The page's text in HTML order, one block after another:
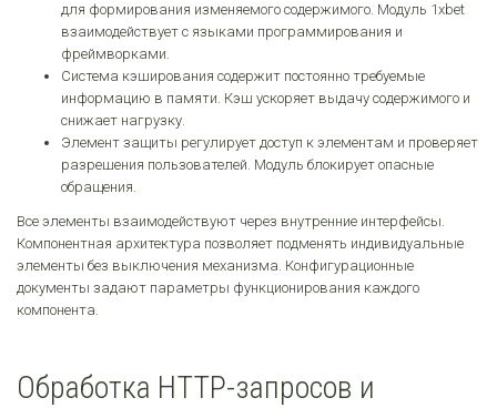
для формирования изменяемого содержимого. Модуль 1xbet
взаимодействует с языками программирования и
фреймворками.
Система кэширования содержит постоянно требуемые
информацию в памяти. Кэш ускоряет выдачу содержимого и
снижает нагрузку.
Элемент защиты регулирует доступ к элементам и проверяет
разрешения пользователей. Модуль блокирует опасные
обращения.
Все элементы взаимодействуют через внутренние интерфейсы.
Компонентная архитектура позволяет подменять индивидуальные
элементы без выключения механизма. Конфигурационные
документы задают параметры функционирования каждого
компонента.
Обработка HTTP-запросов и